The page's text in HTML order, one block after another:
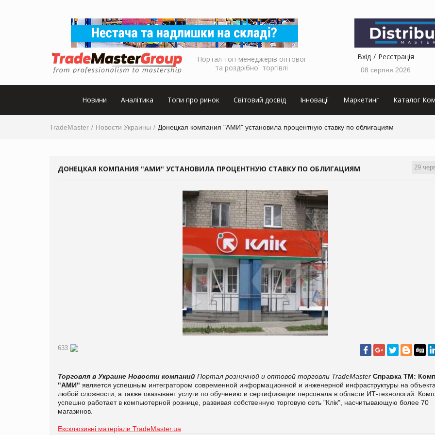
Портал топ-менеджерів оптової
та роздрібної торгівлі
Вхід Реєстрація
08 серпня 2026
Новини Аналітика Топи про ринок Світовий досвід Інновації Маркетинг Каталог
TradeMaster Новости Украины Донецкая компания "АМИ" установила процентную ставку по облигациям
29
ДОНЕЦКАЯ КОМПАНИЯ "АМИ" УСТАНОВИЛА ПРОЦЕНТНУЮ СТАВКУ ПО ОБЛИГАЦИЯМ
633
Торговля в Украине Новости компаний Портал розничной и оптовой торговли TradeMaster Справка ТМ:
"АМИ" является успешным интегратором современной информационной и инженерной инфраструктуры на
любой сложности, а также оказывает услуги по обучению и сертификации персонала в области ИТ-технологий.
успешно работает в компьютерной рознице, развивая собственную торговую сеть "Клiк", насчитывающую более 70
магазинов.
Ексклюзивні матеріали TradeMaster.ua